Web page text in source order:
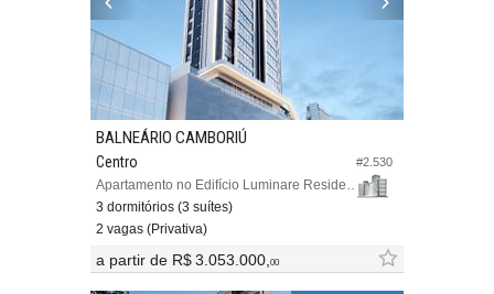
#2.530
BALNEÁRIO CAMBORIÚ
Centro
Apartamento no Edifício Luminare Residencial
3 dormitórios (3 suítes)
2 vagas (Privativa)
a partir de R$ 3.053.000,00